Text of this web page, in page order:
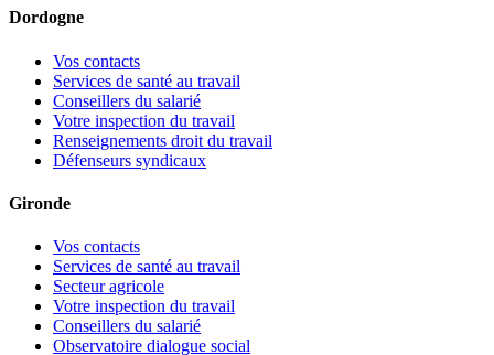
Dordogne
Vos contacts
Services de santé au travail
Conseillers du salarié
Votre inspection du travail
Renseignements droit du travail
Défenseurs syndicaux
Gironde
Vos contacts
Services de santé au travail
Secteur agricole
Votre inspection du travail
Conseillers du salarié
Observatoire dialogue social